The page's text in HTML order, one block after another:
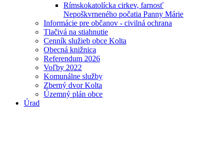
Rímskokatolícka cirkev, farnosť
Nepoškvrneného počatia Panny Márie
Informácie pre občanov - civilná ochrana
Tlačivá na stiahnutie
Cenník služieb obce Kolta
Obecná knižnica
Referendum 2026
Voľby 2022
Komunálne služby
Zberný dvor Kolta
Územný plán obce
Úrad